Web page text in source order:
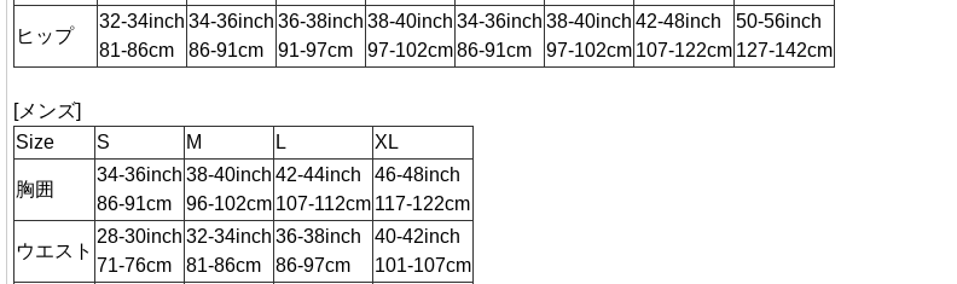
ヒップ
32-34inch
81-86cm
34-36inch
86-91cm
36-38inch
91-97cm
38-40inch
97-102cm
34-36inch
86-91cm
38-40inch
97-102cm
42-48inch
107-122cm
50-56inch
127-142cm
[メンズ]
Size
S M L XL
胸囲
34-36inch
86-91cm
38-40inch
96-102cm
42-44inch
107-112cm
46-48inch
117-122cm
ウエスト
28-30inch
71-76cm
32-34inch
81-86cm
36-38inch
86-97cm
40-42inch
101-107cm